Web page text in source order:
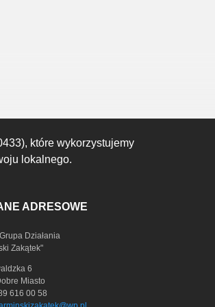
które wykorzystujemy
lokalnego.
ADRESOWE
Działania
Zakątek"
6
Miasto
616 00 58